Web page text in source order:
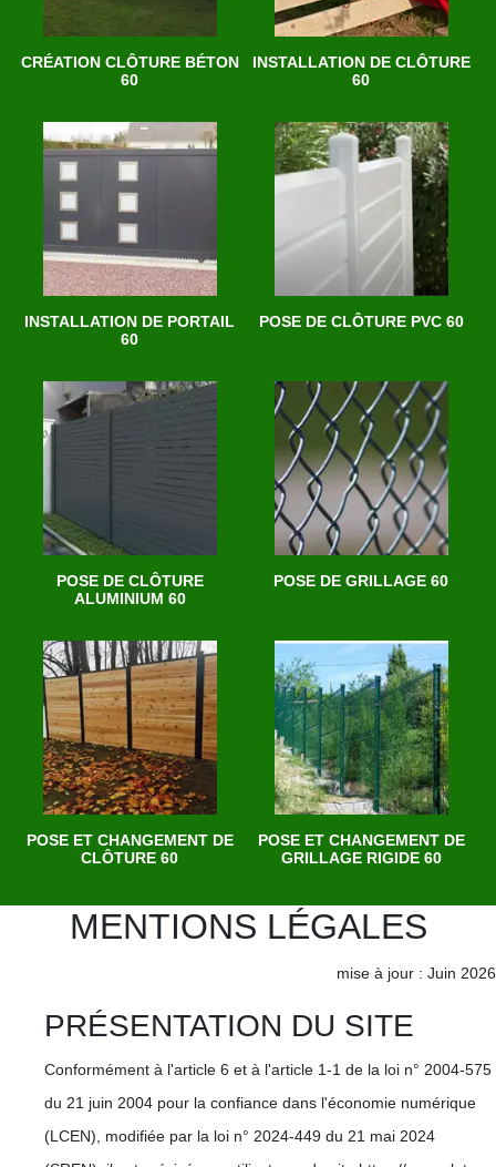
CRÉATION CLÔTURE BÉTON
60
INSTALLATION DE CLÔTURE
60
INSTALLATION DE PORTAIL
60
POSE DE CLÔTURE PVC 60
POSE DE CLÔTURE
ALUMINIUM 60
POSE DE GRILLAGE 60
POSE ET CHANGEMENT DE
CLÔTURE 60
POSE ET CHANGEMENT DE
GRILLAGE RIGIDE 60
MENTIONS LÉGALES
mise à jour : Juin 2026
PRÉSENTATION DU SITE
Conformément à l'article 6 et à l'article 1-1 de la loi n° 2004-575
du 21 juin 2004 pour la confiance dans l'économie numérique
(LCEN), modifiée par la loi n° 2024-449 du 21 mai 2024